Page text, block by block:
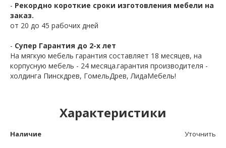
- Рекордно короткие сроки изготовления мебели на
заказ.
от 20 до 45 рабочих дней
- Супер Гарантия до 2-х лет
На мягкую мебель гарантия составляет 18 месяцев, на
корпусную мебель - 24 месяца.гарантия производителя -
холдинга Пинскдрев, ГомельДрев, ЛидаМебель!
Характеристики
Наличие Уточнить